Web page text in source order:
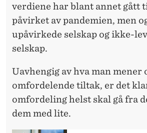
verdiene har blant annet gått
påvirket av pandemien, men
upåvirkede selskap og ikke-
selskap.
Uavhengig av hva man mener
omfordelende tiltak, er det
omfordeling helst skal gå fra
dem med lite.